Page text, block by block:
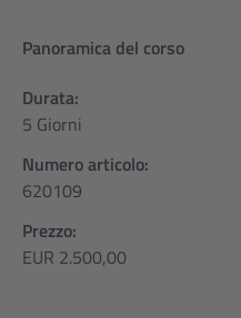
Panoramica del corso
Durata:
5 Giorni
Numero articolo:
620109
Prezzo:
EUR 2.500,00